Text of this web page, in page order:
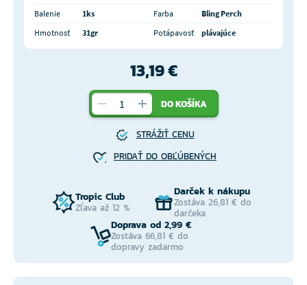
Balenie 1ks Farba
Bling Perch
Hmotnosť
31gr Potápavosť plávajúce
13,19 €
DO KOŠÍKA
STRÁŽIŤ CENU
PRIDAŤ DO OBĽÚBENÝCH
Tropic Club
Zľava až 12 %
Darček k nákupu
Zostáva 26,81 € do
darčeka
Doprava od 2,99 €
Zostáva 66,81 € do
dopravy zadarmo